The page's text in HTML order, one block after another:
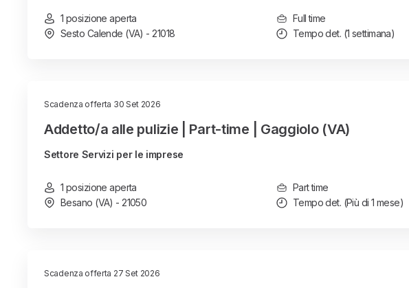
1 posizione aperta
Sesto Calende (VA) - 21018
Full time
Tempo det. (1 settimana)
Scadenza offerta 30 Set 2026
Addetto/a alle pulizie | Part-time | Gaggiolo (VA)
Settore Servizi per le imprese
1 posizione aperta
Besano (VA) - 21050
Part time
Tempo det. (Più di 1 mese)
Scadenza offerta 27 Set 2026